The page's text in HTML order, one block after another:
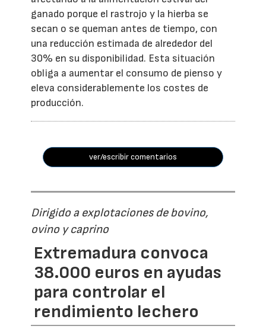
ganado porque el rastrojo y la hierba se
secan o se queman antes de tiempo, con
una reducción estimada de alrededor del
30% en su disponibilidad. Esta situación
obliga a aumentar el consumo de pienso y
eleva considerablemente los costes de
producción.
ver/escribir comentarios
Dirigido a explotaciones de bovino,
ovino y caprino
Extremadura convoca
38.000 euros en ayudas
para controlar el
rendimiento lechero